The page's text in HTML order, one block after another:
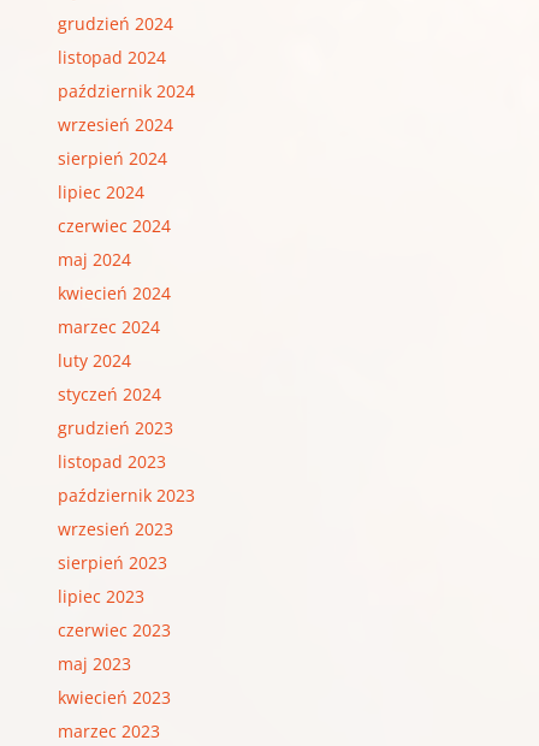
grudzień 2024
listopad 2024
październik 2024
wrzesień 2024
sierpień 2024
lipiec 2024
czerwiec 2024
maj 2024
kwiecień 2024
marzec 2024
luty 2024
styczeń 2024
grudzień 2023
listopad 2023
październik 2023
wrzesień 2023
sierpień 2023
lipiec 2023
czerwiec 2023
maj 2023
kwiecień 2023
marzec 2023